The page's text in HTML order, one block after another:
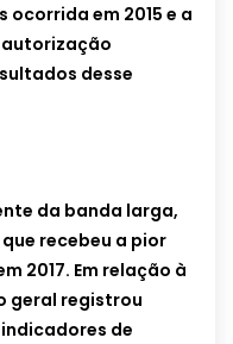
em 2015 e a
desse
da banda larga,
recebeu a pior
2017. Em relação à
geral registrou
de